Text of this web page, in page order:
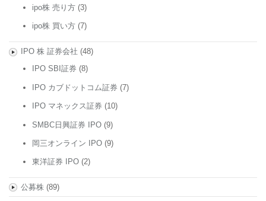
ipo株 売り方 (3)
ipo株 買い方 (7)
IPO 株 証券会社 (48)
IPO SBI証券 (8)
IPO カブドットコム証券 (7)
IPO マネックス証券 (10)
SMBC日興証券 IPO (9)
岡三オンライン IPO (9)
東洋証券 IPO (2)
公募株(89)